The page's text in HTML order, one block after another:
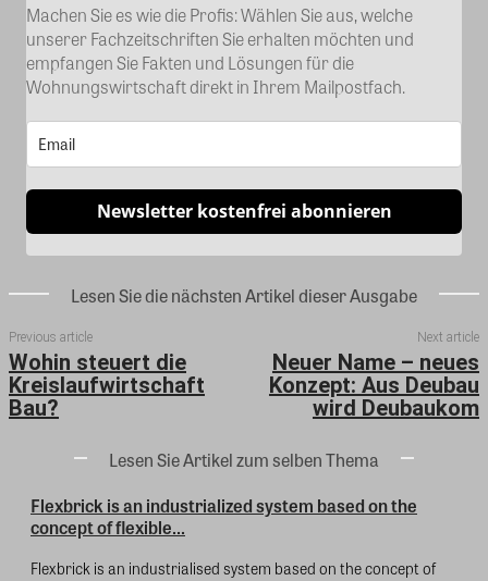
Machen Sie es wie die Profis: Wählen Sie aus, welche
unserer Fachzeitschriften Sie erhalten möchten und
empfangen Sie Fakten und Lösungen für die
Wohnungswirtschaft direkt in Ihrem Mailpostfach.
Newsletter kostenfrei abonnieren
Lesen Sie die nächsten Artikel dieser Ausgabe
Previous article
Wohin steuert die
Kreislaufwirtschaft
Bau?
Next article
Neuer Name – neues
Konzept: Aus Deubau
wird Deubaukom
Lesen Sie Artikel zum selben Thema
Flexbrick is an industrialized system based on the
concept of flexible...
Flexbrick is an industrialised system based on the concept of